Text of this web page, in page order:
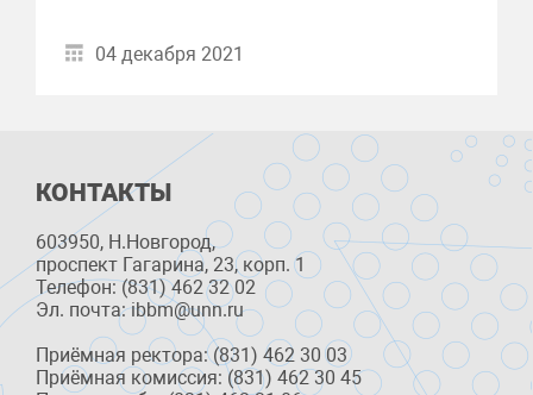
04 декабря 2021
КОНТАКТЫ
603950, Н.Новгород,
проспект Гагарина, 23, корп. 1
Телефон: (831) 462 32 02
Эл. почта: ibbm@unn.ru
Приёмная ректора: (831) 462 30 03
Приёмная комиссия: (831) 462 30 45